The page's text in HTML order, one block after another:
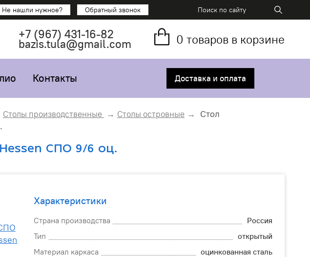
Не нашли нужное? Обратный звонок
+7 (967) 431-16-82
bazis.tula@gmail.com 0 товаров в корзине
Контакты Доставка и оплата
Столы производственные Столы островные
Стол
СПО 9/6 оц.
Характеристики
Страна производства
Россия
Тип
открытый
Материал каркаса
оцинкованная сталь